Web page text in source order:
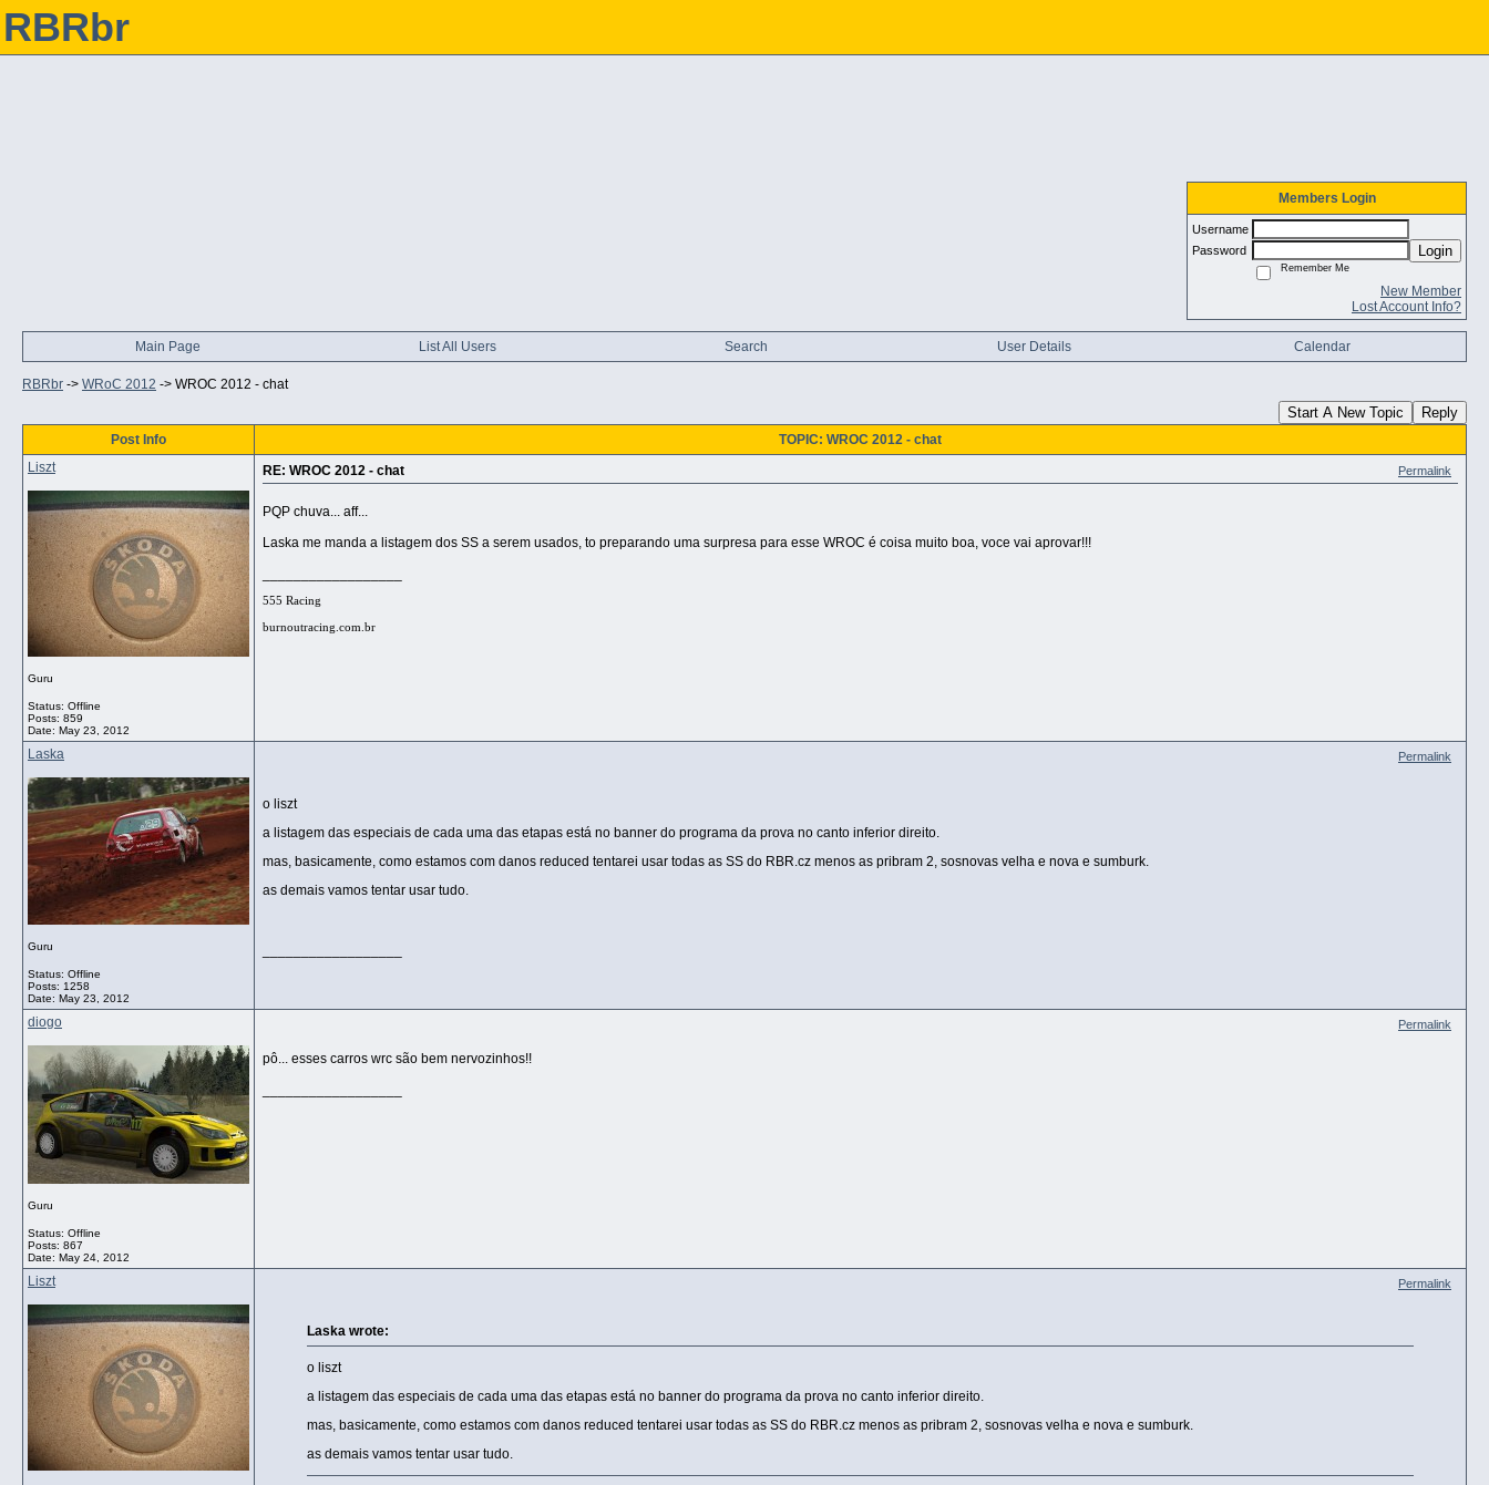
RBRbr
Members Login
Username
Password
Login
Remember Me
New Member
Lost Account Info?
Main Page List All Users Search User Details Calendar
RBRbr -> WRoC 2012 -> WROC 2012 - chat
Start A New Topic Reply
Post Info
TOPIC: WROC 2012 - chat
Liszt
Guru
Status: Offline
Posts: 859
Date: May 23, 2012
RE: WROC 2012 - chat Permalink
PQP chuva... aff...
Laska me manda a listagem dos SS a serem usados, to preparando uma surpresa para esse WROC é coisa muito boa, voce vai aprovar!!!
555 Racing
burnoutracing.com.br
Laska
Guru
Status: Offline
Posts: 1258
Date: May 23, 2012
Permalink
o liszt
a listagem das especiais de cada uma das etapas está no banner do programa da prova no canto inferior direito.
mas, basicamente, como estamos com danos reduced tentarei usar todas as SS do RBR.cz menos as pribram 2, sosnovas velha e nova e sumburk.
as demais vamos tentar usar tudo.
diogo
Guru
Status: Offline
Posts: 867
Date: May 24, 2012
Permalink
pô... esses carros wrc são bem nervozinhos!!
Liszt Permalink
Laska wrote:
o liszt
a listagem das especiais de cada uma das etapas está no banner do programa da prova no canto inferior direito.
mas, basicamente, como estamos com danos reduced tentarei usar todas as SS do RBR.cz menos as pribram 2, sosnovas velha e nova e sumburk.
as demais vamos tentar usar tudo.